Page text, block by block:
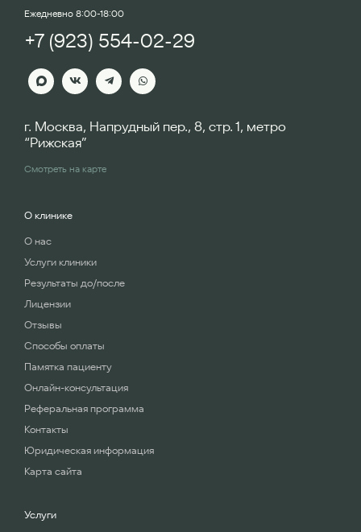
Ежедневно 8:00-18:00
+7 (923) 554-02-29
г. Москва, Напрудный пер., 8, стр. 1, метро
“Рижская”
Смотреть на карте
О клинике
О нас
Услуги клиники
Результаты до/после
Лицензии
Отзывы
Способы оплаты
Памятка пациенту
Онлайн-консультация
Реферальная программа
Контакты
Юридическая информация
Карта сайта
Услуги